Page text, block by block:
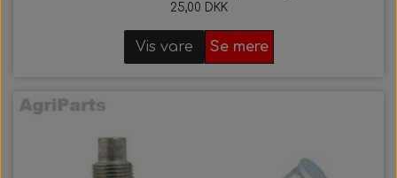
25,00 DKK
Vis vare Se mere